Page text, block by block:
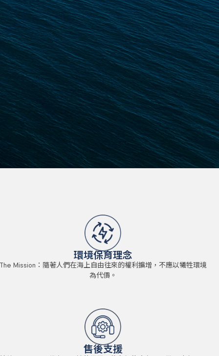
環境保育理念
Mission：隨著人們在海上自由往來的權利擴增，不應以犧牲環境
為代價。
售後支援